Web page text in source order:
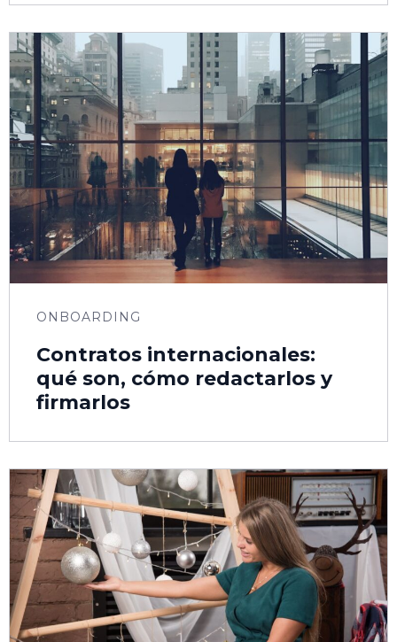
ONBOARDING
Contratos internacionales:
qué son, cómo redactarlos y
firmarlos